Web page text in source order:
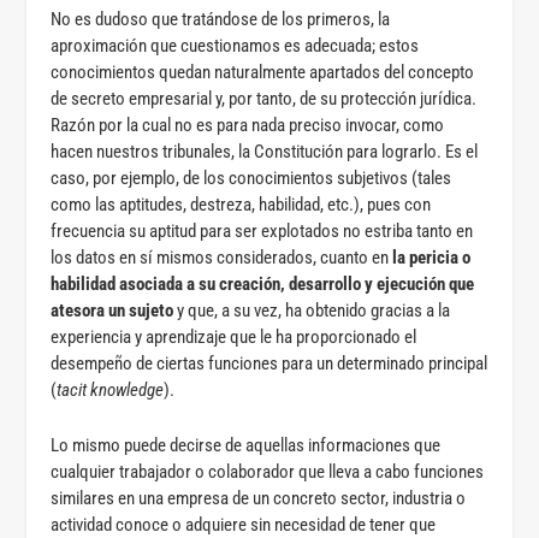
No es dudoso que tratándose de los primeros, la
aproximación que cuestionamos es adecuada; estos
conocimientos quedan naturalmente apartados del concepto
de secreto empresarial y, por tanto, de su protección jurídica.
Razón por la cual no es para nada preciso invocar, como
hacen nuestros tribunales, la Constitución para lograrlo. Es el
caso, por ejemplo, de los conocimientos subjetivos (tales
como las aptitudes, destreza, habilidad, etc.), pues con
frecuencia su aptitud para ser explotados no estriba tanto en
los datos en sí mismos considerados, cuanto en la pericia o
habilidad asociada a su creación, desarrollo y ejecución que
atesora un sujetoy que, a su vez, ha obtenido gracias a la
experiencia y aprendizaje que le ha proporcionado el
desempeño de ciertas funciones para un determinado principal
(tacit knowledge).
Lo mismo puede decirse de aquellas informaciones que
cualquier trabajador o colaborador que lleva a cabo funciones
similares en una empresa de un concreto sector, industria o
actividad conoce o adquiere sin necesidad de tener que